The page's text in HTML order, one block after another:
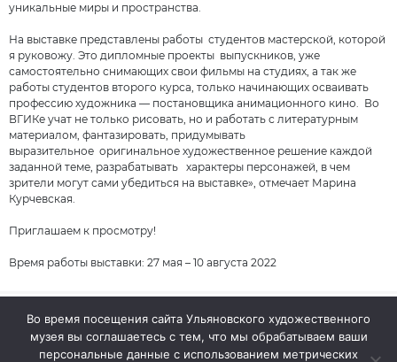
уникальные миры и пространства.
На выставке представлены работы студентов мастерской, которой
я руковожу. Это дипломные проекты выпускников, уже
самостоятельно снимающих свои фильмы на студиях, а так же
работы студентов второго курса, только начинающих осваивать
профессию художника — постановщика анимационного кино. Во
ВГИКе учат не только рисовать, но и работать с литературным
материалом, фантазировать, придумывать
выразительное оригинальное художественное решение каждой
заданной теме, разрабатывать характеры персонажей, в чем
зрители могут сами убедиться на выставке», отмечает Марина
Курчевская.
Приглашаем к просмотру!
Время работы выставки: 27 мая – 10 августа 2022
© 2026 Ульяновский областной художественный музей
Во время посещения сайта Ульяновского художественного
музея вы соглашаетесь с тем, что мы обрабатываем ваши
персональные данные с использованием метрических